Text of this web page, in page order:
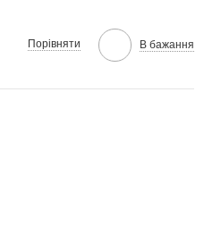
Порівняти В бажання